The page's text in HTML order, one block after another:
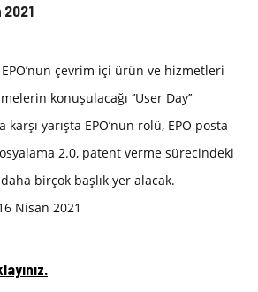
2021
EPO’nun çevrim içi ürün ve hizmetleri
konuşulacağı ‘’User Day’’
karşı yarışta EPO’nun rolü, EPO posta
2.0, patent verme sürecindeki
birçok başlık yer alacak.
Nisan 2021